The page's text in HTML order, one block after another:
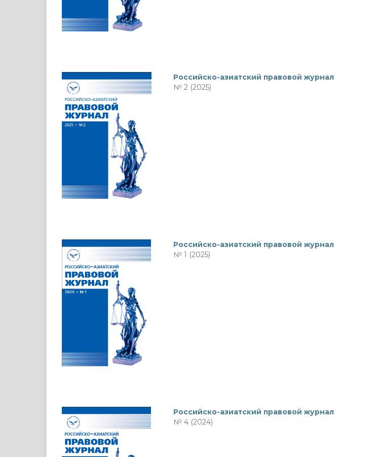
Российско-азиатский правовой журнал
№ 2 (2025)
Российско-азиатский правовой журнал
№ 1 (2025)
Российско-азиатский правовой журнал
№ 4 (2024)